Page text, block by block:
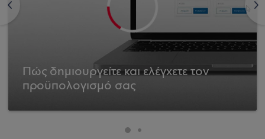
<
Πώς δημιουργείτε και ελέγχετε τον
προϋπολογισμό σας
>